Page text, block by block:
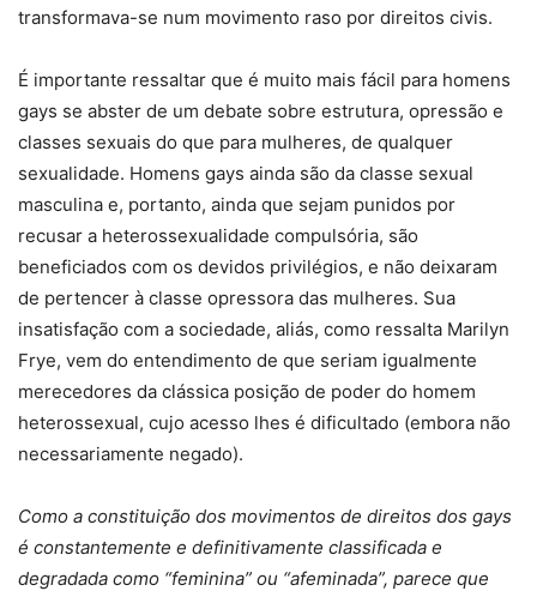
transformava-se num movimento raso por direitos civis.
É importante ressaltar que é muito mais fácil para homens
gays se abster de um debate sobre estrutura, opressão e
classes sexuais do que para mulheres, de qualquer
sexualidade. Homens gays ainda são da classe sexual
masculina e, portanto, ainda que sejam punidos por
recusar a heterossexualidade compulsória, são
beneficiados com os devidos privilégios, e não deixaram
de pertencer à classe opressora das mulheres. Sua
insatisfação com a sociedade, aliás, como ressalta Marilyn
Frye, vem do entendimento de que seriam igualmente
merecedores da clássica posição de poder do homem
heterossexual, cujo acesso lhes é dificultado (embora não
necessariamente negado).
Como a constituição dos movimentos de direitos dos gays
é constantemente e definitivamente classificada e
degradada como “feminina” ou “afeminada”, parece que